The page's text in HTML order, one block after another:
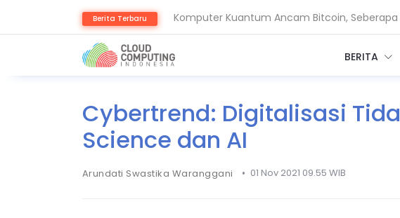
Berita Terbaru Komputer Kuantum Ancam Bitcoin, Seberapa
AMD Gandeng Core Scientific BangunBERITA
Cybertrend: Digitalisasi
Science dan AI
Arundati Swastika Waranggani • 01 Nov 2021 09.55 WIB